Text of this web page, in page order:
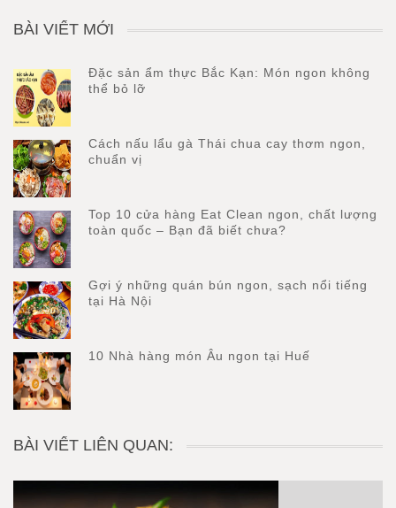
BÀI VIẾT MỚI
Đặc sản ẩm thực Bắc Kạn: Món ngon không
thể bỏ lỡ
Cách nấu lẩu gà Thái chua cay thơm ngon,
chuẩn vị
Top 10 cửa hàng Eat Clean ngon, chất lượng
toàn quốc – Bạn đã biết chưa?
Gợi ý những quán bún ngon, sạch nổi tiếng
tại Hà Nội
10 Nhà hàng món Âu ngon tại Huế
BÀI VIẾT LIÊN QUAN: